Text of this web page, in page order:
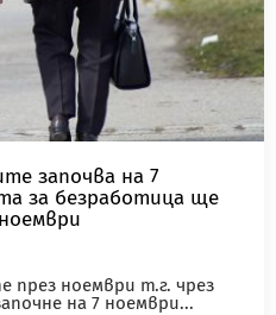
започва на 7
за безработица ще
през ноември т.г. чрез
на 7 ноември...